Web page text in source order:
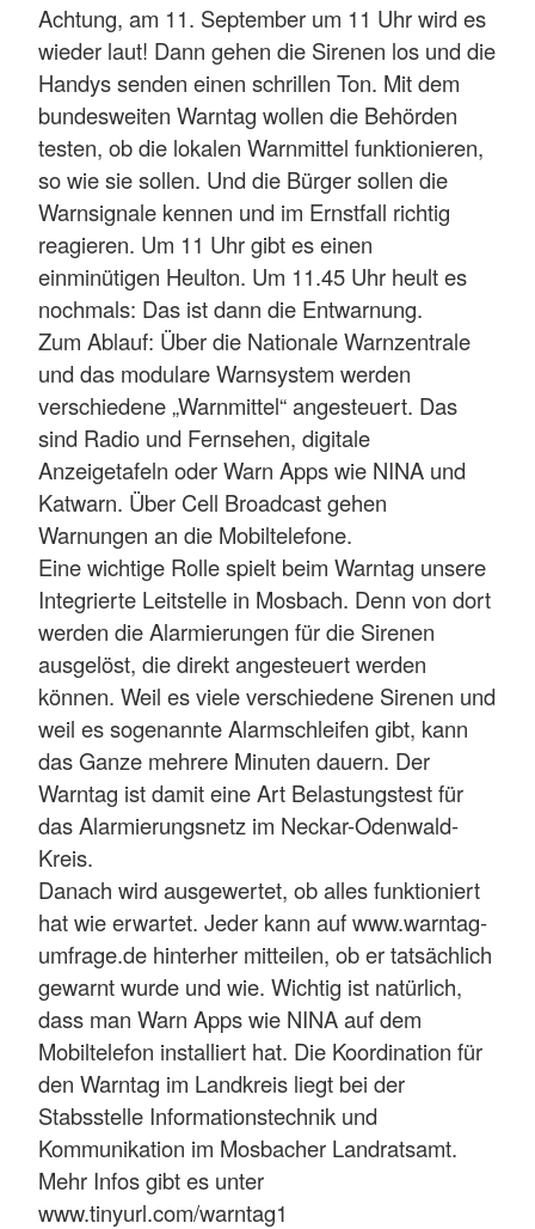
Achtung, am 11. September um 11 Uhr wird es
wieder laut! Dann gehen die Sirenen los und die
Handys senden einen schrillen Ton. Mit dem
bundesweiten Warntag wollen die Behörden
testen, ob die lokalen Warnmittel funktionieren,
so wie sie sollen. Und die Bürger sollen die
Warnsignale kennen und im Ernstfall richtig
reagieren. Um 11 Uhr gibt es einen
einminütigen Heulton. Um 11.45 Uhr heult es
nochmals: Das ist dann die Entwarnung.
Zum Ablauf: Über die Nationale Warnzentrale
und das modulare Warnsystem werden
verschiedene „Warnmittel“ angesteuert. Das
sind Radio und Fernsehen, digitale
Anzeigetafeln oder Warn Apps wie NINA und
Katwarn. Über Cell Broadcast gehen
Warnungen an die Mobiltelefone.
Eine wichtige Rolle spielt beim Warntag unsere
Integrierte Leitstelle in Mosbach. Denn von dort
werden die Alarmierungen für die Sirenen
ausgelöst, die direkt angesteuert werden
können. Weil es viele verschiedene Sirenen und
weil es sogenannte Alarmschleifen gibt, kann
das Ganze mehrere Minuten dauern. Der
Warntag ist damit eine Art Belastungstest für
das Alarmierungsnetz im Neckar-Odenwald-
Kreis.
Danach wird ausgewertet, ob alles funktioniert
hat wie erwartet. Jeder kann auf www.warntag-
umfrage.de hinterher mitteilen, ob er tatsächlich
gewarnt wurde und wie. Wichtig ist natürlich,
dass man Warn Apps wie NINA auf dem
Mobiltelefon installiert hat. Die Koordination für
den Warntag im Landkreis liegt bei der
Stabsstelle Informationstechnik und
Kommunikation im Mosbacher Landratsamt.
Mehr Infos gibt es unter
www.tinyurl.com/warntag1